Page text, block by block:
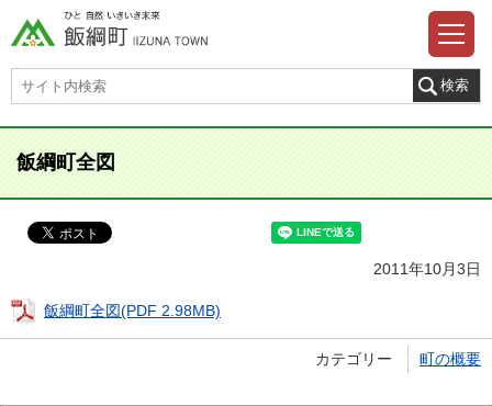
飯綱町全図
2011年10月3日
飯綱町全図(PDF 2.98MB)
カテゴリー 町の概要